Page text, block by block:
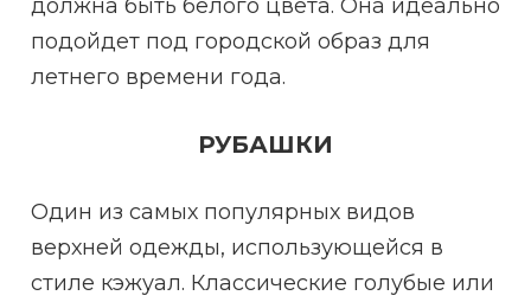
должна быть белого цвета. Она идеально
подойдет под городской образ для
летнего времени года.
РУБАШКИ
Один из самых популярных видов
верхней одежды, использующейся в
стиле кэжуал. Классические голубые или